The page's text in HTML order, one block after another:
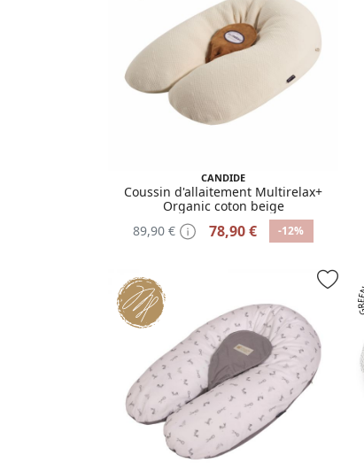
CANDIDE
Coussin d'allaitement Multirelax+
Organic coton beige
89,90 €
78,90 € -12%